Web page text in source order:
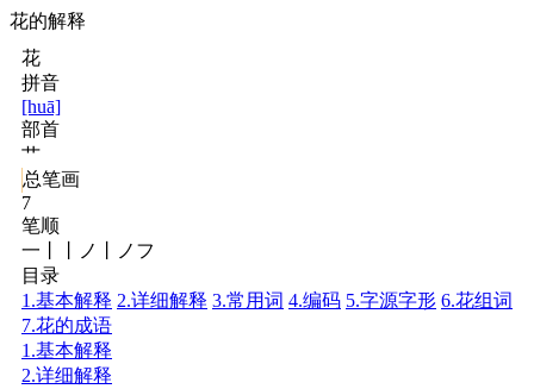
花的解释
花
拼音
[huā]
部首
艹
总笔画
7
笔顺
一丨丨ノ丨ノフ
目录
1.基本解释 2.详细解释 3.常用词 4.编码 5.字源字形 6.花组词
7.花的成语
1.基本解释
2.详细解释